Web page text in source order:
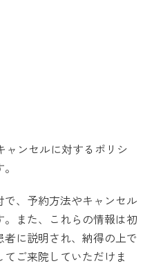
ンセルに対するポリシ
、予約方法やキャンセル
また、これらの情報は初
に説明され、納得の上で
ご来院していただけま